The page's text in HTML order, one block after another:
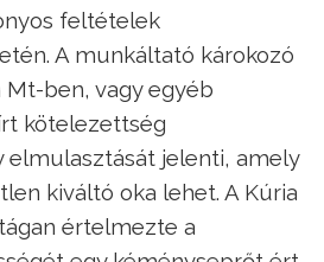
feltételek
A munkáltató károkozó
ben, vagy egyéb
kötelezettség
elmulasztását jelenti, amely
kiváltó oka lehet. A Kúria
értelmezte a